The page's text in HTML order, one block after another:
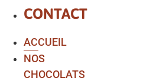
CONTACT
ACCUEIL
NOS
CHOCOLATS